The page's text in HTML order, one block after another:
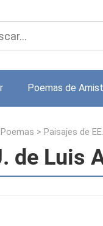
Poemas de
> Paisajes de
de Luis